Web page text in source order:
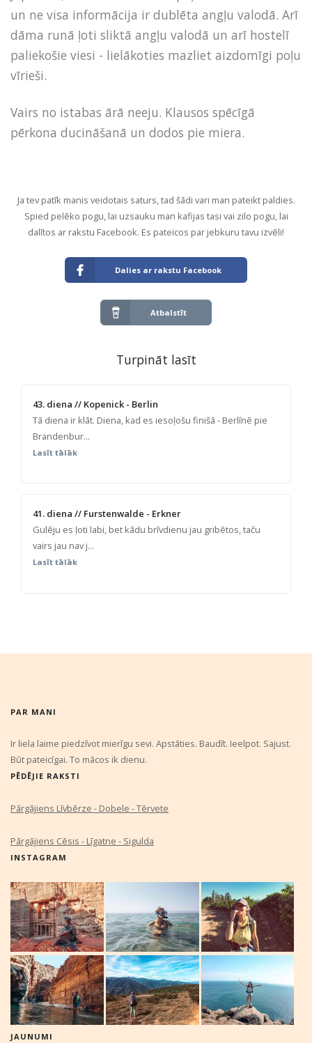
un ne visa informācija ir dublēta angļu valodā. Arī
dāma runā ļoti sliktā angļu valodā un arī hostelī
paliekošie viesi - lielākoties mazliet aizdomīgi poļu
vīrieši.
Vairs no istabas ārā neeju. Klausos spēcīgā
pērkona ducināšanā un dodos pie miera.
Ja tev patīk manis veidotais saturs, tad šādi vari man pateikt paldies.
Spied pelēko pogu, lai uzsauku man kafijas tasi vai zilo pogu, lai
dalītos ar rakstu Facebook. Es pateicos par jebkuru tavu izvēli!
Dalies ar rakstu Facebook
Atbalstīt
Turpināt lasīt
43. diena // Kopenick - Berlin
Tā diena ir klāt. Diena, kad es iesoļošu finišā - Berlīnē pie
Brandenbur...
Lasīt tālāk
41. diena // Furstenwalde - Erkner
Gulēju es ļoti labi, bet kādu brīvdienu jau gribētos, taču
vairs jau nav j...
Lasīt tālāk
PAR MANI
Ir liela laime piedzīvot mierīgu sevi. Apstāties. Baudīt. Ieelpot. Sajust.
Būt pateicīgai. To mācos ik dienu.
PĒDĒJIE RAKSTI
Pārgājiens Līvbērze - Dobele - Tērvete
Pārgājiens Cēsis - Līgatne - Sigulda
INSTAGRAM
JAUNUMI